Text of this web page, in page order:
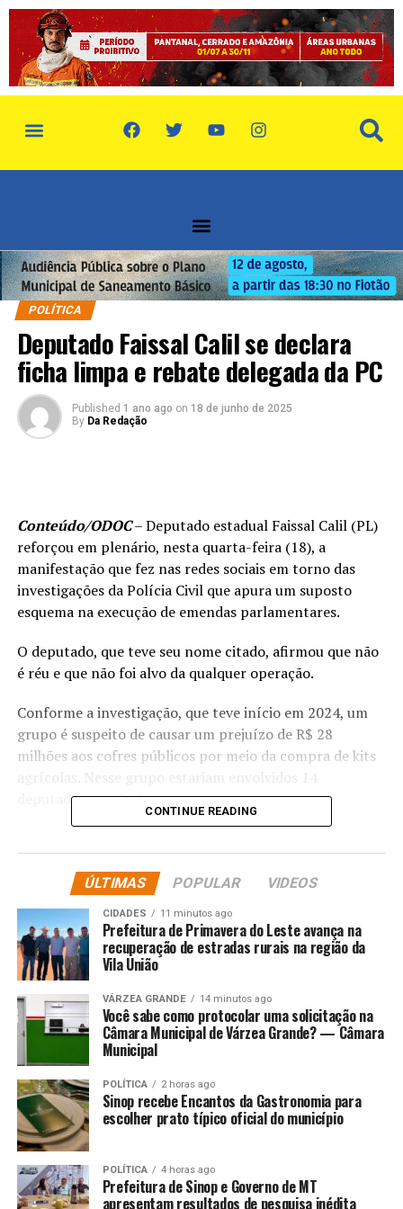
POLÍTICA
Deputado Faissal Calil se declara
ficha limpa e rebate delegada da PC
Published 1 ano ago on 18 de junho de 2025
By Da Redação
Conteúdo/ODOC– Deputado estadual Faissal Calil (PL)
reforçou em plenário, nesta quarta-feira (18), a
manifestação que fez nas redes sociais em torno das
investigações da Polícia Civil que apura um suposto
esquema na execução de emendas parlamentares.
O deputado, que teve seu nome citado, afirmou que não
é réu e que não foi alvo da qualquer operação.
Conforme a investigação, que teve início em 2024, um
grupo é suspeito de causar um prejuízo de R$ 28
milhões aos cofres públicos por meio da compra de kits
agrícolas. Nesse grupo estariam envolvidos 14
deputados estaduais.
superfaturamento de kits agrícolas e cita…
simplesmente cita 14 deputados. Quero deixar bem
de qualquer operação. Até porque a função do deputado
é só destinar a emenda. Quem executa, contrata, paga, é
a própria secretaria”, disse o deputado.
“O que me chamou atenção foi um levantamento
leviano feito pela delegada responsável pelo caso, onde
ela cita que os deputados, entre eles eu, destinaram
emendas pra um instituto em cidades quais tiveram
familiares beneficiados. Eu estou aqui para desafiar, eu
quero que ela prove, venha aqui e prove se a minha irmã
Paula, que foi candidata aqui em Cuiabá fez a entrega de
“Pra concluir, quero deixar claro que eu apoio a
CONTINUE READING
ÚLTIMAS POPULAR VIDEOS
CIDADES 11 minutos ago
Prefeitura de Primavera do Leste avança na
recuperação de estradas rurais na região da
Vila União
VÁRZEA GRANDE 14 minutos ago
Você sabe como protocolar uma solicitação na
Câmara Municipal de Várzea Grande? — Câmara
Municipal
POLÍTICA 2 horas ago
Sinop recebe Encantos da Gastronomia para
escolher prato típico oficial do município
POLÍTICA 4 horas ago
Prefeitura de Sinop e Governo de MT
apresentam resultados de pesquisa inédita